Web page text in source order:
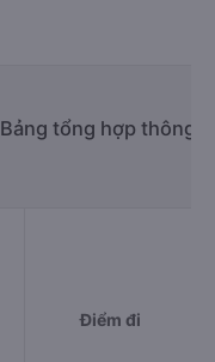
Bảng tổng hợp thông
Điểm đi